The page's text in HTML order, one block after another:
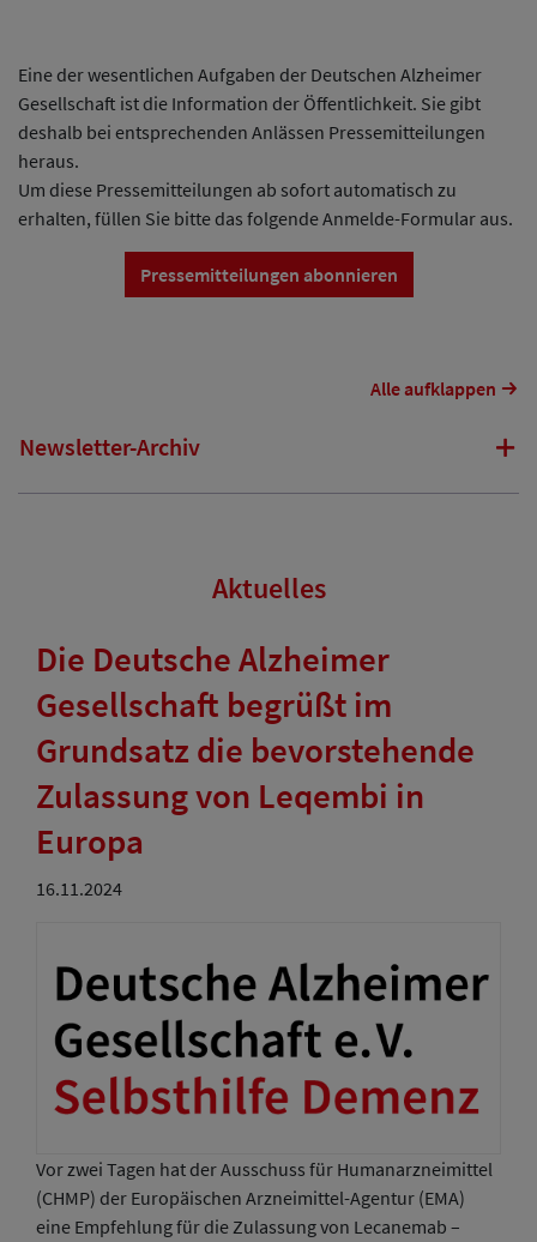
Eine der wesentlichen Aufgaben der Deutschen Alzheimer
Gesellschaft ist die Information der Öffentlichkeit. Sie gibt
deshalb bei entsprechenden Anlässen Pressemitteilungen
heraus.
Um diese Pressemitteilungen ab sofort automatisch zu
erhalten, füllen Sie bitte das folgende Anmelde-Formular aus.
Pressemitteilungen abonnieren
Alle aufklappen
Newsletter-Archiv
Aktuelles
Die Deutsche Alzheimer
Gesellschaft begrüßt im
Grundsatz die bevorstehende
Zulassung von Leqembi in
Europa
16.11.2024
Vor zwei Tagen hat der Ausschuss für Humanarzneimittel
(CHMP) der Europäischen Arzneimittel-Agentur (EMA)
eine Empfehlung für die Zulassung von Lecanemab –